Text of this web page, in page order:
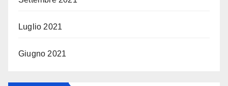
Luglio 2021
Giugno 2021